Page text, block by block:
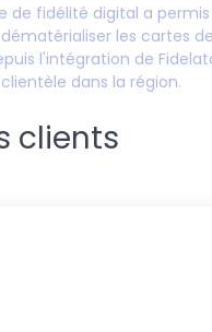
de fidélité digital a permis
les cartes
l'intégration de
dans la région.
clients